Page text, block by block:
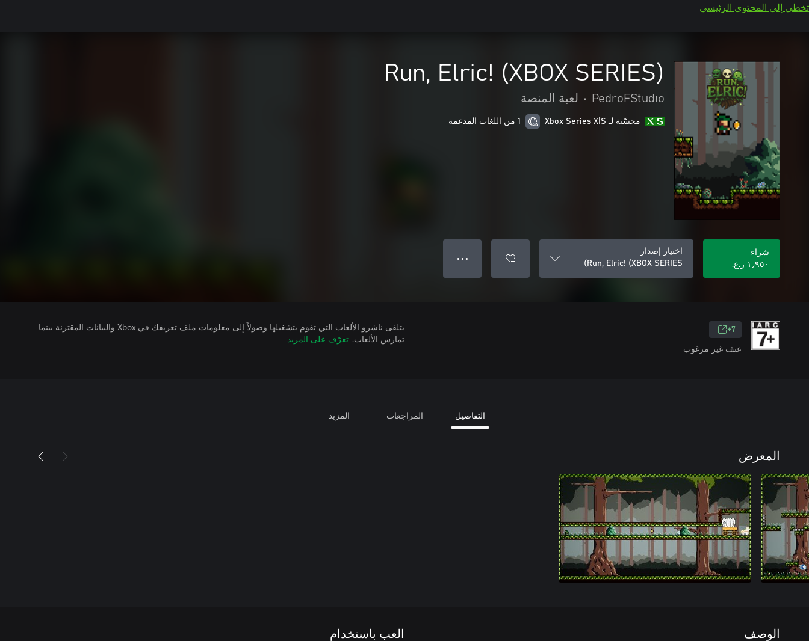
تخطي إلى المحتوى الرئيسي
Run, Elric! (XBOX SERIES)
PedroFStudio
• لعبة المنصة
محسّنة لـ Xbox Series X|S 1 من اللغات المدعمة
شراء
١٫٩٥٠ ر.ع.‏
اختيار إصدار
Run, Elric! (XBOX SERIES)
● ● ●
7+
عنف غير مرغوب
يتلقى ناشرو الألعاب التي تقوم بتشغيلها وصولاً إلى معلومات ملف تعريفك في Xbox والبيانات المقترنة بينما
تمارس الألعاب. تعرّف على المزيد
التفاصيل المراجعات المزيد
المعرض
الوصف العب باستخدام